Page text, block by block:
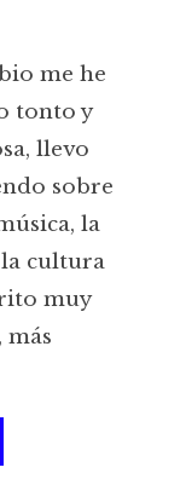
me he
tonto y
llevo
sobre
la
cultura
muy
más